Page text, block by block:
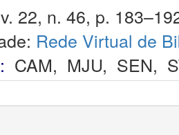
22, n. 46, p.
Rede Virtual de
CAM, MJU, SEN,